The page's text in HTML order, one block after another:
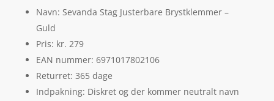
Navn: Sevanda Stag Justerbare Brystklemmer –
Guld
Pris: kr. 279
EAN nummer: 6971017802106
Returret: 365 dage
Indpakning: Diskret og der kommer neutralt navn